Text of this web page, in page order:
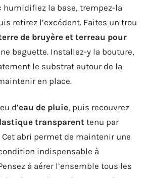
: humidifiez la base, trempez-la
retirez l’excédent. Faites un trou
de bruyère et terreau pour
baguette. Installez-y la bouture,
le substrat autour de la
en place.
d’eau de pluie, puis recouvrez
transparent tenu par
abri permet de maintenir une
indispensable à
à aérer l’ensemble tous les